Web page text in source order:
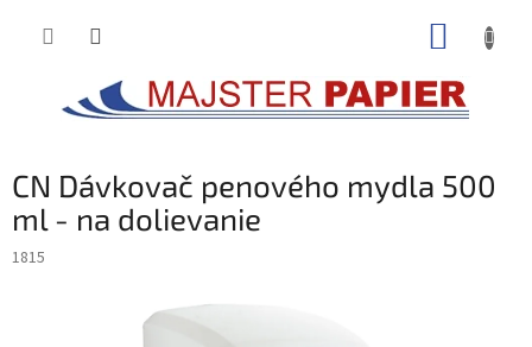
CN Dávkovač penového mydla 500
ml - na dolievanie
1815